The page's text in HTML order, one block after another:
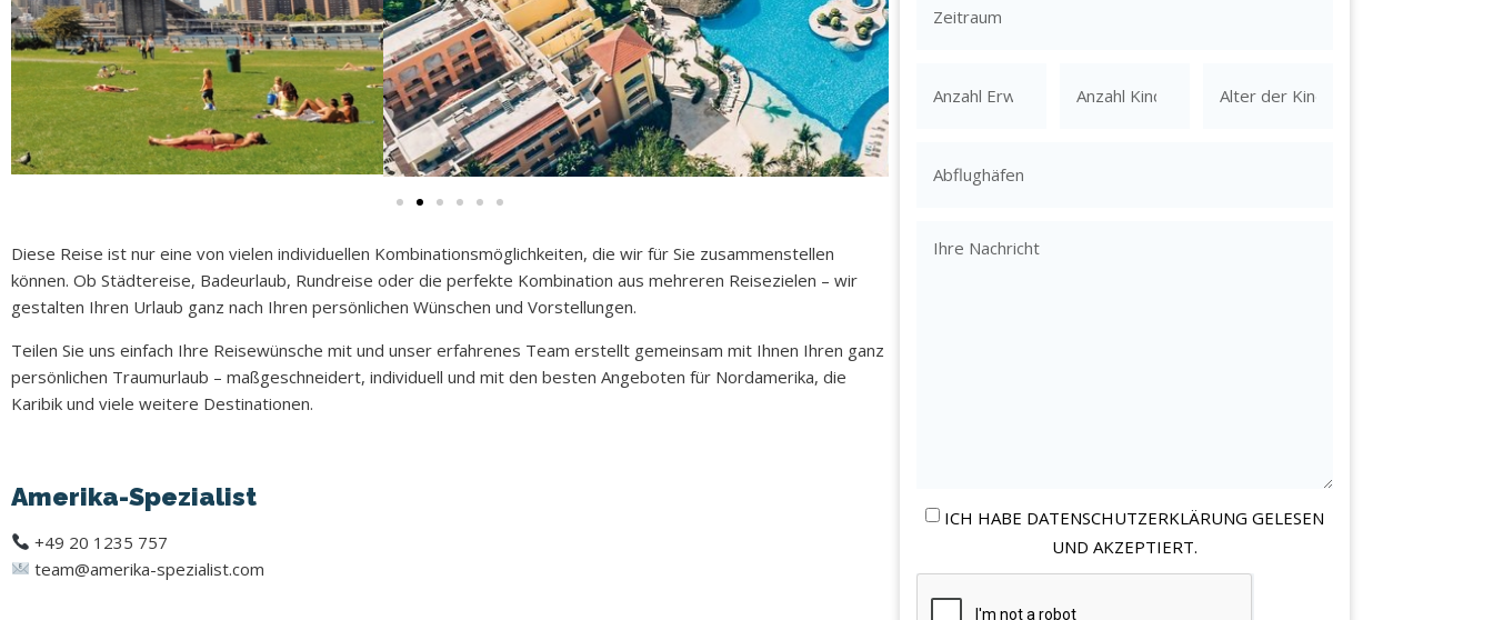
Diese Reise ist nur eine von vielen individuellen Kombinationsmöglichkeiten, die wir für Sie zusammenstellen
können. Ob Städtereise, Badeurlaub, Rundreise oder die perfekte Kombination aus mehreren Reisezielen – wir
gestalten Ihren Urlaub ganz nach Ihren persönlichen Wünschen und Vorstellungen.
Teilen Sie uns einfach Ihre Reisewünsche mit und unser erfahrenes Team erstellt gemeinsam mit Ihnen Ihren ganz
persönlichen Traumurlaub – maßgeschneidert, individuell und mit den besten Angeboten für Nordamerika, die
Karibik und viele weitere Destinationen.
Amerika-Spezialist
+49 20 1235 757
team@amerika-spezialist.com
ICH HABE DATENSCHUTZERKLÄRUNG GELESEN
UND AKZEPTIERT.